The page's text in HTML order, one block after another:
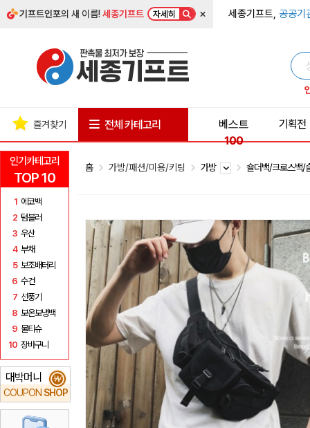
기프트인포의 새 이름!세종기프트 자세히 × 세종기프트, 공공기
인기카테고리
TOP 10
1 에코백
2 텀블러
3 우산
4 부채
5 보조배터리
6 수건
7 선풍기
8 보온보냉백
9 물티슈
10 장바구니
대박머니
COUPON SHOP
₩
즐겨찾기 전체 카테고리
베스트
100
기획전
홈 가방/패션/미용/키링 가방 숄더백/크로스백/